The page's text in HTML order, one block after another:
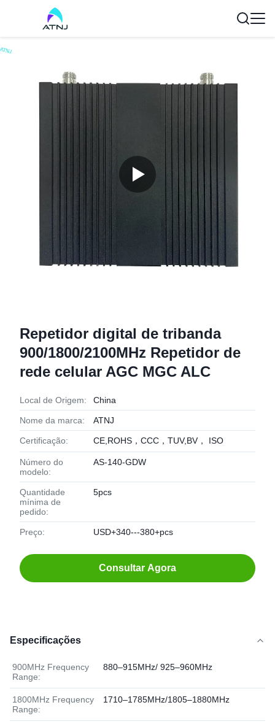
Repetidor digital de tribanda
900/1800/2100MHz Repetidor de
rede celular AGC MGC ALC
Local de Origem: China
Nome da marca: ATNJ
Certificação: CE,ROHS，CCC，TUV,BV， ISO
Número do
modelo:
AS-140-GDW
Quantidade
mínima de
pedido:
5pcs
Preço: USD+340---380+pcs
Consultar Agora
Especificações
900MHz Frequency
Range:
880–915MHz/ 925–960MHz
1800MHz Frequency
Range:
1710–1785MHz/1805–1880MHz